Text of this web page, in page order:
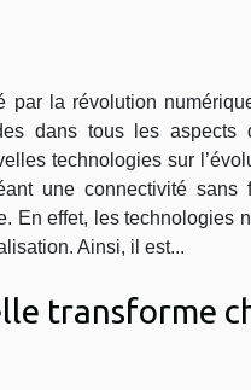
par la révolution
dans tous les
technologies sur
une connectivité sans
En effet, les technologies
Ainsi, il est...
transforme